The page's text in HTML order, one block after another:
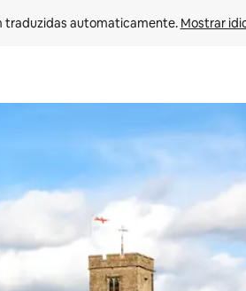
traduzidas automaticamente. Mostrar